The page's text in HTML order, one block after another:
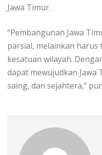
Jawa Timur.
“Pembangunan Jawa
parsial, melainkan
kesatuan wilayah.
dapat mewujudkan Jawa
saing, dan sejahtera,”